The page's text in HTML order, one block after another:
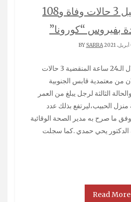
قابس : تسجيل 3 حالات وفاة و108
بفيروس “كورونا”
SARRA
من معتمدية قابس الجنوبية
75 و79 سنة والحالة الثالثة لرجل يبلغ من العمر
منزل الحبيب،ليرتفع بذلك عدد
إلى 375 حالة وفق ما صرح به مدير الصحة الوقائية
الدكتور يحي حمدي .كما سجلت
Read More